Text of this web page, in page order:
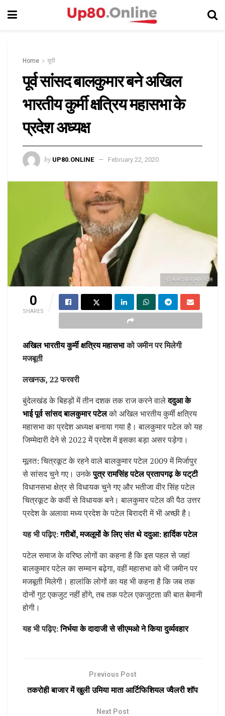
Home यूपी
पूर्व सांसद बालकुमार बने अखिल
भारतीय कुर्मी क्षत्रिय महासभा के
प्रदेश अध्यक्ष
by UP80.ONLINE February 22, 2020
पूर्व सांसद बालकुमार पटेल
0
SHARES
अखिल भारतीय कुर्मी क्षत्रिय महासभाको जमीन पर मिलेगी
मजबूती
लखनऊ, 22 फरवरी
बुंदेलखंड के बिहड़ों में तीन दशक तक राज करने वालेददुआ के
भाई पूर्व सांसद बालकुमार पटेलको अखिल भारतीय कुर्मी क्षत्रिय
महासभा का प्रदेश अध्यक्ष बनाया गया है। बालकुमार पटेल को यह
जिम्मेदारी देने से 2022 में प्रदेश में इसका बड़ा असर पड़ेगा।
मूलत: चित्रकूट के रहने वाले बालकुमार पटेल 2009 में मिर्जापुर
से सांसद चुने गए। उनकेपुत्र रामसिंह पटेल प्रतापगढ़ के पट्‌टी
विधानसभा क्षेत्र से विधायक चुने गए और भतीजा वीर सिंह पटेल
चित्रकूट के कर्वी से विधायक बने। बालकुमार पटेल की पैठ उत्तर
प्रदेश के अलावा मध्य प्रदेश के पटेल बिरादरी में भी अच्छी है।
यह भी पढ़िए:गरीबों, मजलूमों के लिए संत थे ददुआ: हार्दिक पटेल
पटेल समाज के वरिष्ठ लोगों का कहना है कि इस पहल से जहां
बालकुमार पटेल का सम्मान बढ़ेगा, वहीं महासभा को भी जमीन पर
मजबूती मिलेगी। हालांकि लोगों का यह भी कहना है कि जब तक
दोनों गुट एकजुट नहीं होंगे, तब तक पटेल एकजुटता की बात बेमानी
होगी।
यह भी पढ़िए:निर्भया के दादाजी से सीएमओ ने किया दुर्व्यवहार
Previous Post
तकरोही बाजार में खुली उमिया माता आर्टिफिशियल ज्वैलरी शॉप
Next Post